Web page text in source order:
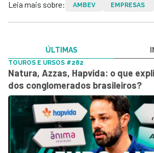
Leia mais sobre: AMBEV EMPRESAS
ÚLTIMAS
TOUROS E URSOS #282
Natura, Azzas, Hapvida: o que
dos conglomerados brasileiros?